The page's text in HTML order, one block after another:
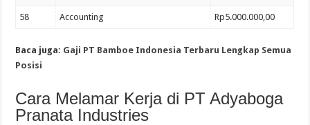
58 Accounting Rp5.000.000,00
Baca juga: Gaji PT Bamboe Indonesia Terbaru Lengkap Semua
Posisi
Cara Melamar Kerja di PT Adyaboga
Pranata Industries